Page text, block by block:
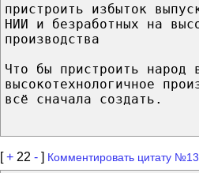
пристроить избыток
НИИ и безработных на
производства
Что бы пристроить народ
высокотехнологичное
всё сначала создать.
[+ 22 - ] Комментировать цитату